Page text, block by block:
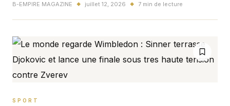
masculin qui peut basculer.
B-EMPIRE MAGAZINE ◆ juillet 12, 2026 ◆ 7 min de lecture
SPORT